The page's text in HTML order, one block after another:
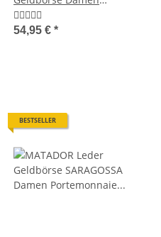
MIttelgroß XXL RFID TüV
54,95 € *
BESTSELLER